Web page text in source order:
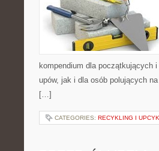
kompendium dla początkujących
upów, jak i dla osób polujących
[…]
CATEGORIES: RECYKLING I